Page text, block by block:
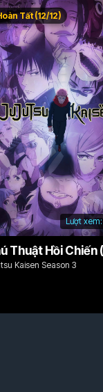
Lượt xem:
Tất (12/12)
Kaisen Season 3